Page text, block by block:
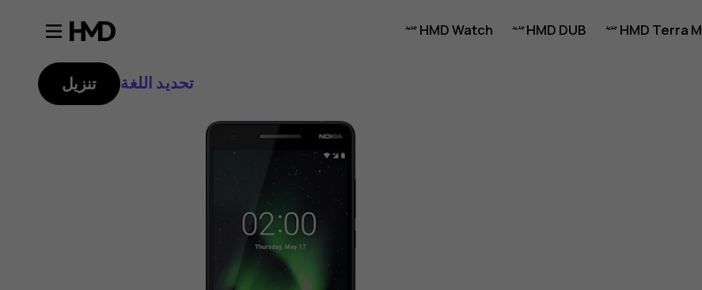
HMD Terra M
HMD DUB
HMD Watch
تحديد اللغة تنزيل